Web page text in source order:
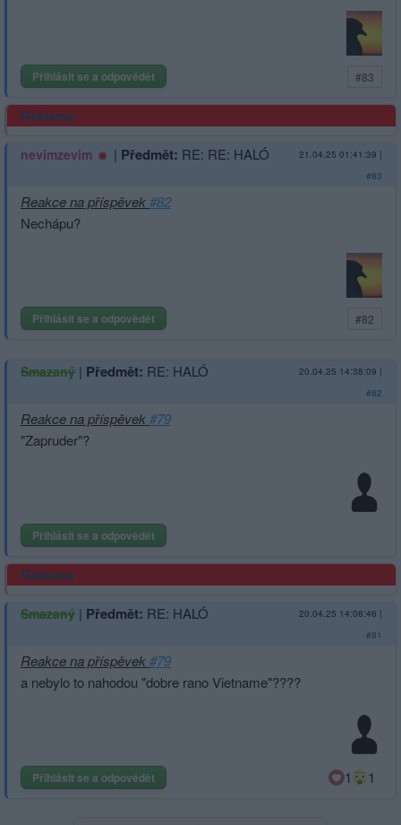
Přihlásit se a odpovědět #83
Reklama
nevimzevim | Předmět: RE: RE: HALÓ 21.04.25 01:41:39 |
#83
Reakce na příspěvek#82
Nechápu?
Přihlásit se a odpovědět #82
Smazaný | Předmět: RE: HALÓ 20.04.25 14:38:09 |
#82
Reakce na příspěvek#79
"Zapruder"?
Přihlásit se a odpovědět
Reklama
Smazaný | Předmět: RE: HALÓ 20.04.25 14:06:46 |
#81
Reakce na příspěvek#79
a nebylo to nahodou "dobre rano Vietname"????
Přihlásit se a odpovědět 1 1